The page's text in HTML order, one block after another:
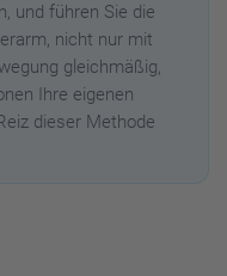
und führen Sie die
nicht nur mit
gleichmäßig,
Ihre eigenen
dieser Methode